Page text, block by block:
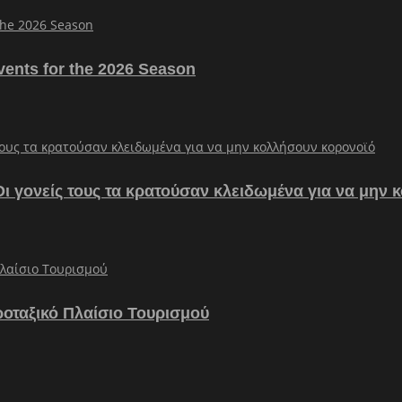
for the 2026 Season
γονείς τους τα κρατούσαν κλειδωμένα για να μην
Πλαίσιο Τουρισμού